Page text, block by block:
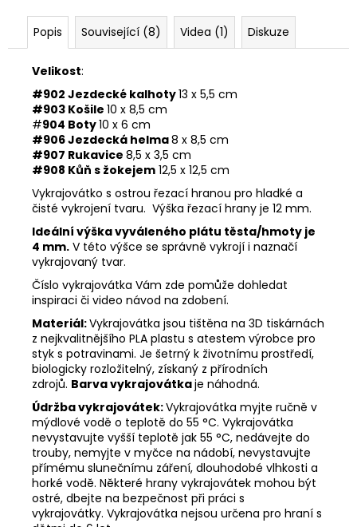
Popis Související (8) Videa (1) Diskuze
Velikost:
#902 Jezdecké kalhoty13 x 5,5 cm
#903 Košile 10 x 8,5 cm
#904 Boty10 x 6 cm
#906 Jezdecká helma8 x 8,5 cm
#907 Rukavice 8,5 x 3,5 cm
#908 Kůň s žokejem 12,5 x 12,5 cm
Vykrajovátko s ostrou řezací hranou pro hladké a
čisté vykrojení tvaru. Výška řezací hrany je 12 mm.
Ideální výška vyváleného plátu těsta/hmoty je
4 mm. V této výšce se správně vykrojí i naznačí
vykrajovaný tvar.
Číslo vykrajovátka Vám zde pomůže dohledat
inspiraci či video návod na zdobení.
Materiál:Vykrajovátka jsou tištěna na 3D tiskárnách
z nejkvalitnějšího PLA plastu s atestem výrobce pro
styk s potravinami. Je šetrný k životnímu prostředí,
biologicky rozložitelný, získaný z přírodních
zdrojů. Barva vykrajovátkaje náhodná.
Údržba vykrajovátek:Vykrajovátka myjte ručně v
mýdlové vodě o teplotě do 55 °C. Vykrajovátka
nevystavujte vyšší teplotě jak 55 °C, nedávejte do
trouby, nemyjte v myčce na nádobí, nevystavujte
přímému slunečnímu záření, dlouhodobé vlhkosti a
horké vodě. Některé hrany vykrajovátek mohou být
ostré, dbejte na bezpečnost při práci s
vykrajovátky. Vykrajovátka nejsou určena pro hraní s